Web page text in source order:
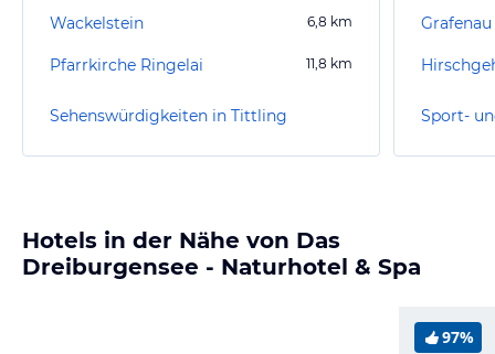
Wackelstein 6,8 km
Pfarrkirche Ringelai 11,8 km
Sehenswürdigkeiten in Tittling
Grafenau
Sport-
Hotels in der Nähe von Das
Dreiburgensee - Naturhotel & Spa
97%